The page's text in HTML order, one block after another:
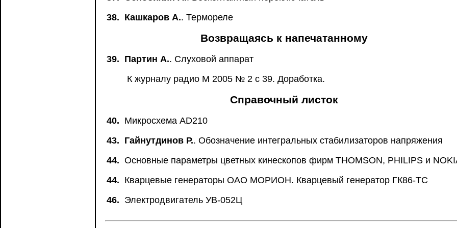
38. Кашкаров А.. Термореле
Возвращаясь к напечатанному
39. Партин А.. Слуховой аппарат
К журналу радио М 2005 № 2 с 39. Доработка.
Справочный листок
40. Микросхема AD210
43. Гайнутдинов Р.. Обозначение интегральных стабилизаторов напряжения
44. Основные параметры цветных кинескопов фирм THOMSON, PHILIPS и
44. Кварцевые генераторы ОАО МОРИОН. Кварцевый генератор ГК86-ТС
46. Электродвигатель УВ-052Ц